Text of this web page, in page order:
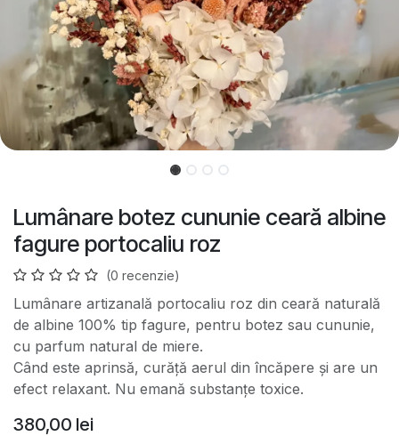
Lumânare botez cununie ceară albine
fagure portocaliu roz
(0 recenzie)
Lumânare artizanală portocaliu roz din ceară naturală
de albine 100% tip fagure, pentru botez sau cununie,
cu parfum natural de miere.
Când este aprinsă, curăță aerul din încăpere și are un
efect relaxant. Nu emană substanțe toxice.
380,00 lei